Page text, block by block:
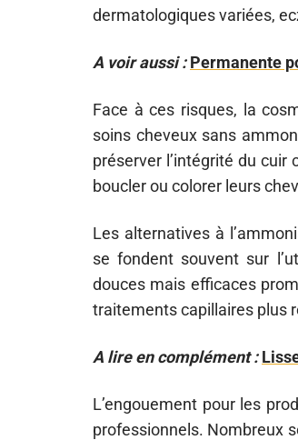
dermatologiques variées,
A voir aussi : Permanente
Face à ces risques, la
soins cheveux sans
préserver l’intégrité du
boucler ou colorer leurs
Les alternatives à
se fondent souvent sur
douces mais efficaces
traitements capillaires plus
A lire en complément :
L’engouement pour les
professionnels. Nombreux